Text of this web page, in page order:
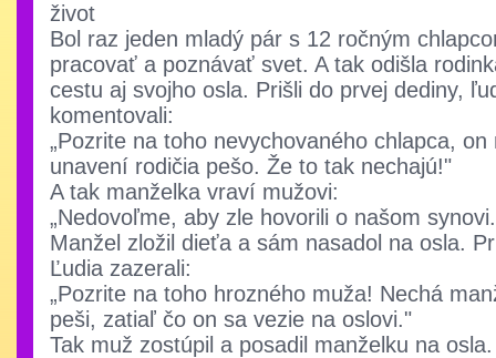
život
Bol raz jeden mladý pár s 12 ročným
pracovať a poznávať svet. A tak odišla
cestu aj svojho osla. Prišli do prvej dediny,
komentovali:
„Pozrite na toho nevychovaného chlapca,
unavení rodičia pešo. Že to tak nechajú!"
A tak manželka vraví mužovi:
„Nedovoľme, aby zle hovorili o našom
Manžel zložil dieťa a sám nasadol na osla.
Ľudia zazerali:
„Pozrite na toho hrozného muža! Nechá
peši, zatiaľ čo on sa vezie na oslovi."
Tak muž zostúpil a posadil manželku na